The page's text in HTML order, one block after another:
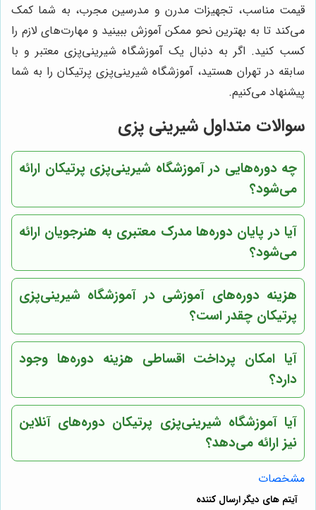
قیمت مناسب، تجهیزات مدرن و مدرسین مجرب، به شما کمک
می‌کند تا به بهترین نحو ممکن آموزش ببینید و مهارت‌های لازم را
کسب کنید. اگر به دنبال یک آموزشگاه شیرینی‌پزی معتبر و با
سابقه در تهران هستید، آموزشگاه شیرینی‌پزی پرتیکان را به شما
پیشنهاد می‌کنیم.
سوالات متداول شیرینی پزی
چه دوره‌هایی در آموزشگاه شیرینی‌پزی پرتیکان ارائه
می‌شود؟
آیا در پایان دوره‌ها مدرک معتبری به هنرجویان ارائه
می‌شود؟
هزینه دوره‌های آموزشی در آموزشگاه شیرینی‌پزی
پرتیکان چقدر است؟
آیا امکان پرداخت اقساطی هزینه دوره‌ها وجود
دارد؟
آیا آموزشگاه شیرینی‌پزی پرتیکان دوره‌های آنلاین
نیز ارائه می‌دهد؟
مشخصات